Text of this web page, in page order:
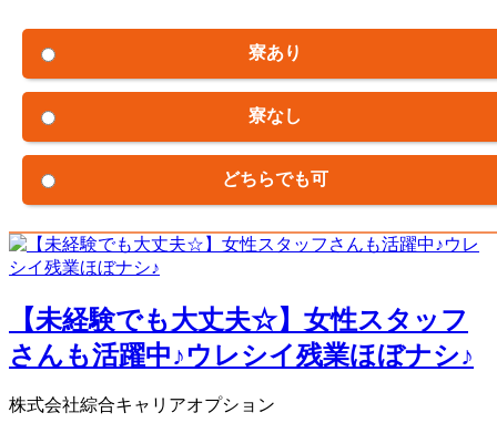
寮あり
寮なし
どちらでも可
【未経験でも大丈夫☆】女性スタッフ
さんも活躍中♪ウレシイ残業ほぼナシ♪
株式会社綜合キャリアオプション